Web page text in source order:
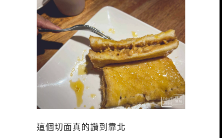
這個切面真的讚到靠北